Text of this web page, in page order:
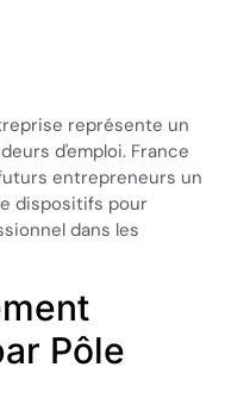
représente un
d'emploi. France
entrepreneurs un
dispositifs pour
dans les
Pôle